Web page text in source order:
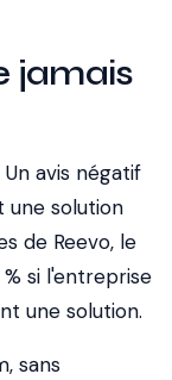
jamais
avis négatif
une solution
de Reevo, le
si l'entreprise
une solution.
sans